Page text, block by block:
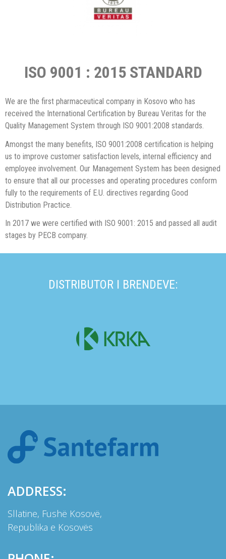
ISO 9001 : 2015 STANDARD
We are the first pharmaceutical company in Kosovo who has
received the International Certification by Bureau Veritas for the
Quality Management System through ISO 9001:2008 standards.
Amongst the many benefits, ISO 9001:2008 certification is helping
us to improve customer satisfaction levels, internal efficiency and
employee involvement. Our Management System has been designed
to ensure that all our processes and operating procedures conform
fully to the requirements of E.U. directives regarding Good
Distribution Practice.
In 2017 we were certified with ISO 9001: 2015 and passed all audit
stages by PECB company.
DISTRIBUTOR I BRENDEVE:
ADDRESS:
Sllatine, Fushë Kosovë,
Republika e Kosovës